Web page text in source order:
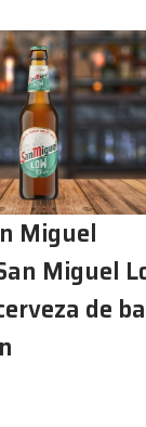
Miguel
Miguel
de